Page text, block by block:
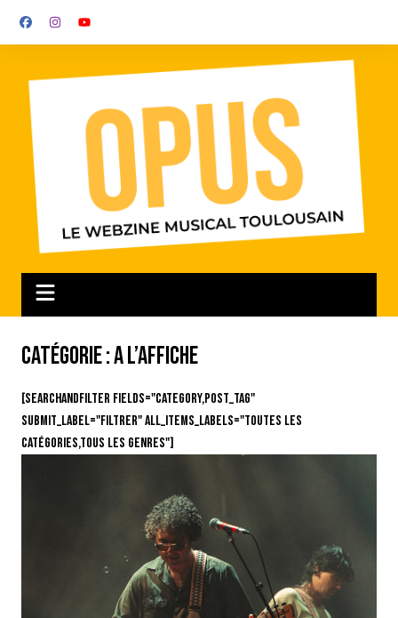
Catégorie :A l’affiche
[searchandfilter fields="category,post_tag"
submit_label="Filtrer" all_items_labels="Toutes les
catégories,Tous les genres"]